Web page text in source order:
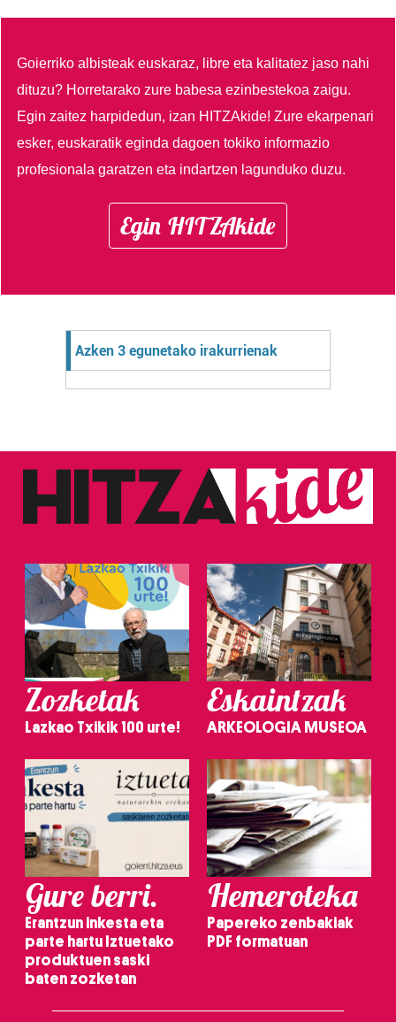
Goierriko albisteak euskaraz, libre eta kalitatez jaso nahi
dituzu? Horretarako zure babesa ezinbestekoa zaigu.
Egin zaitez harpidedun, izan HITZAkide!Zure ekarpenari
esker, euskaratik eginda dagoen tokiko informazio
profesionala garatzen eta indartzen lagunduko duzu.
Egin HITZAkide
Azken 3 egunetako irakurrienak
Zozketak
Lazkao Txikik 100 urte!
Eskaintzak
ARKEOLOGIA MUSEOA
Gure berri.
Erantzun inkesta eta
parte hartu Iztuetako
produktuen saski
baten zozketan
Hemeroteka
Papereko zenbakiak
PDF formatuan